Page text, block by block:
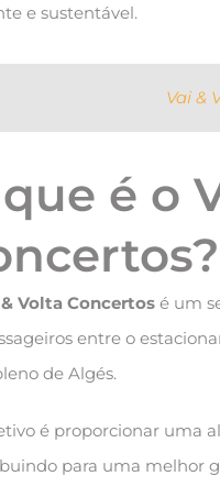
e sustentável.
Vai &
é o
Volta Concertosé um
entre o
de Algés.
é proporcionar uma
para uma melhor